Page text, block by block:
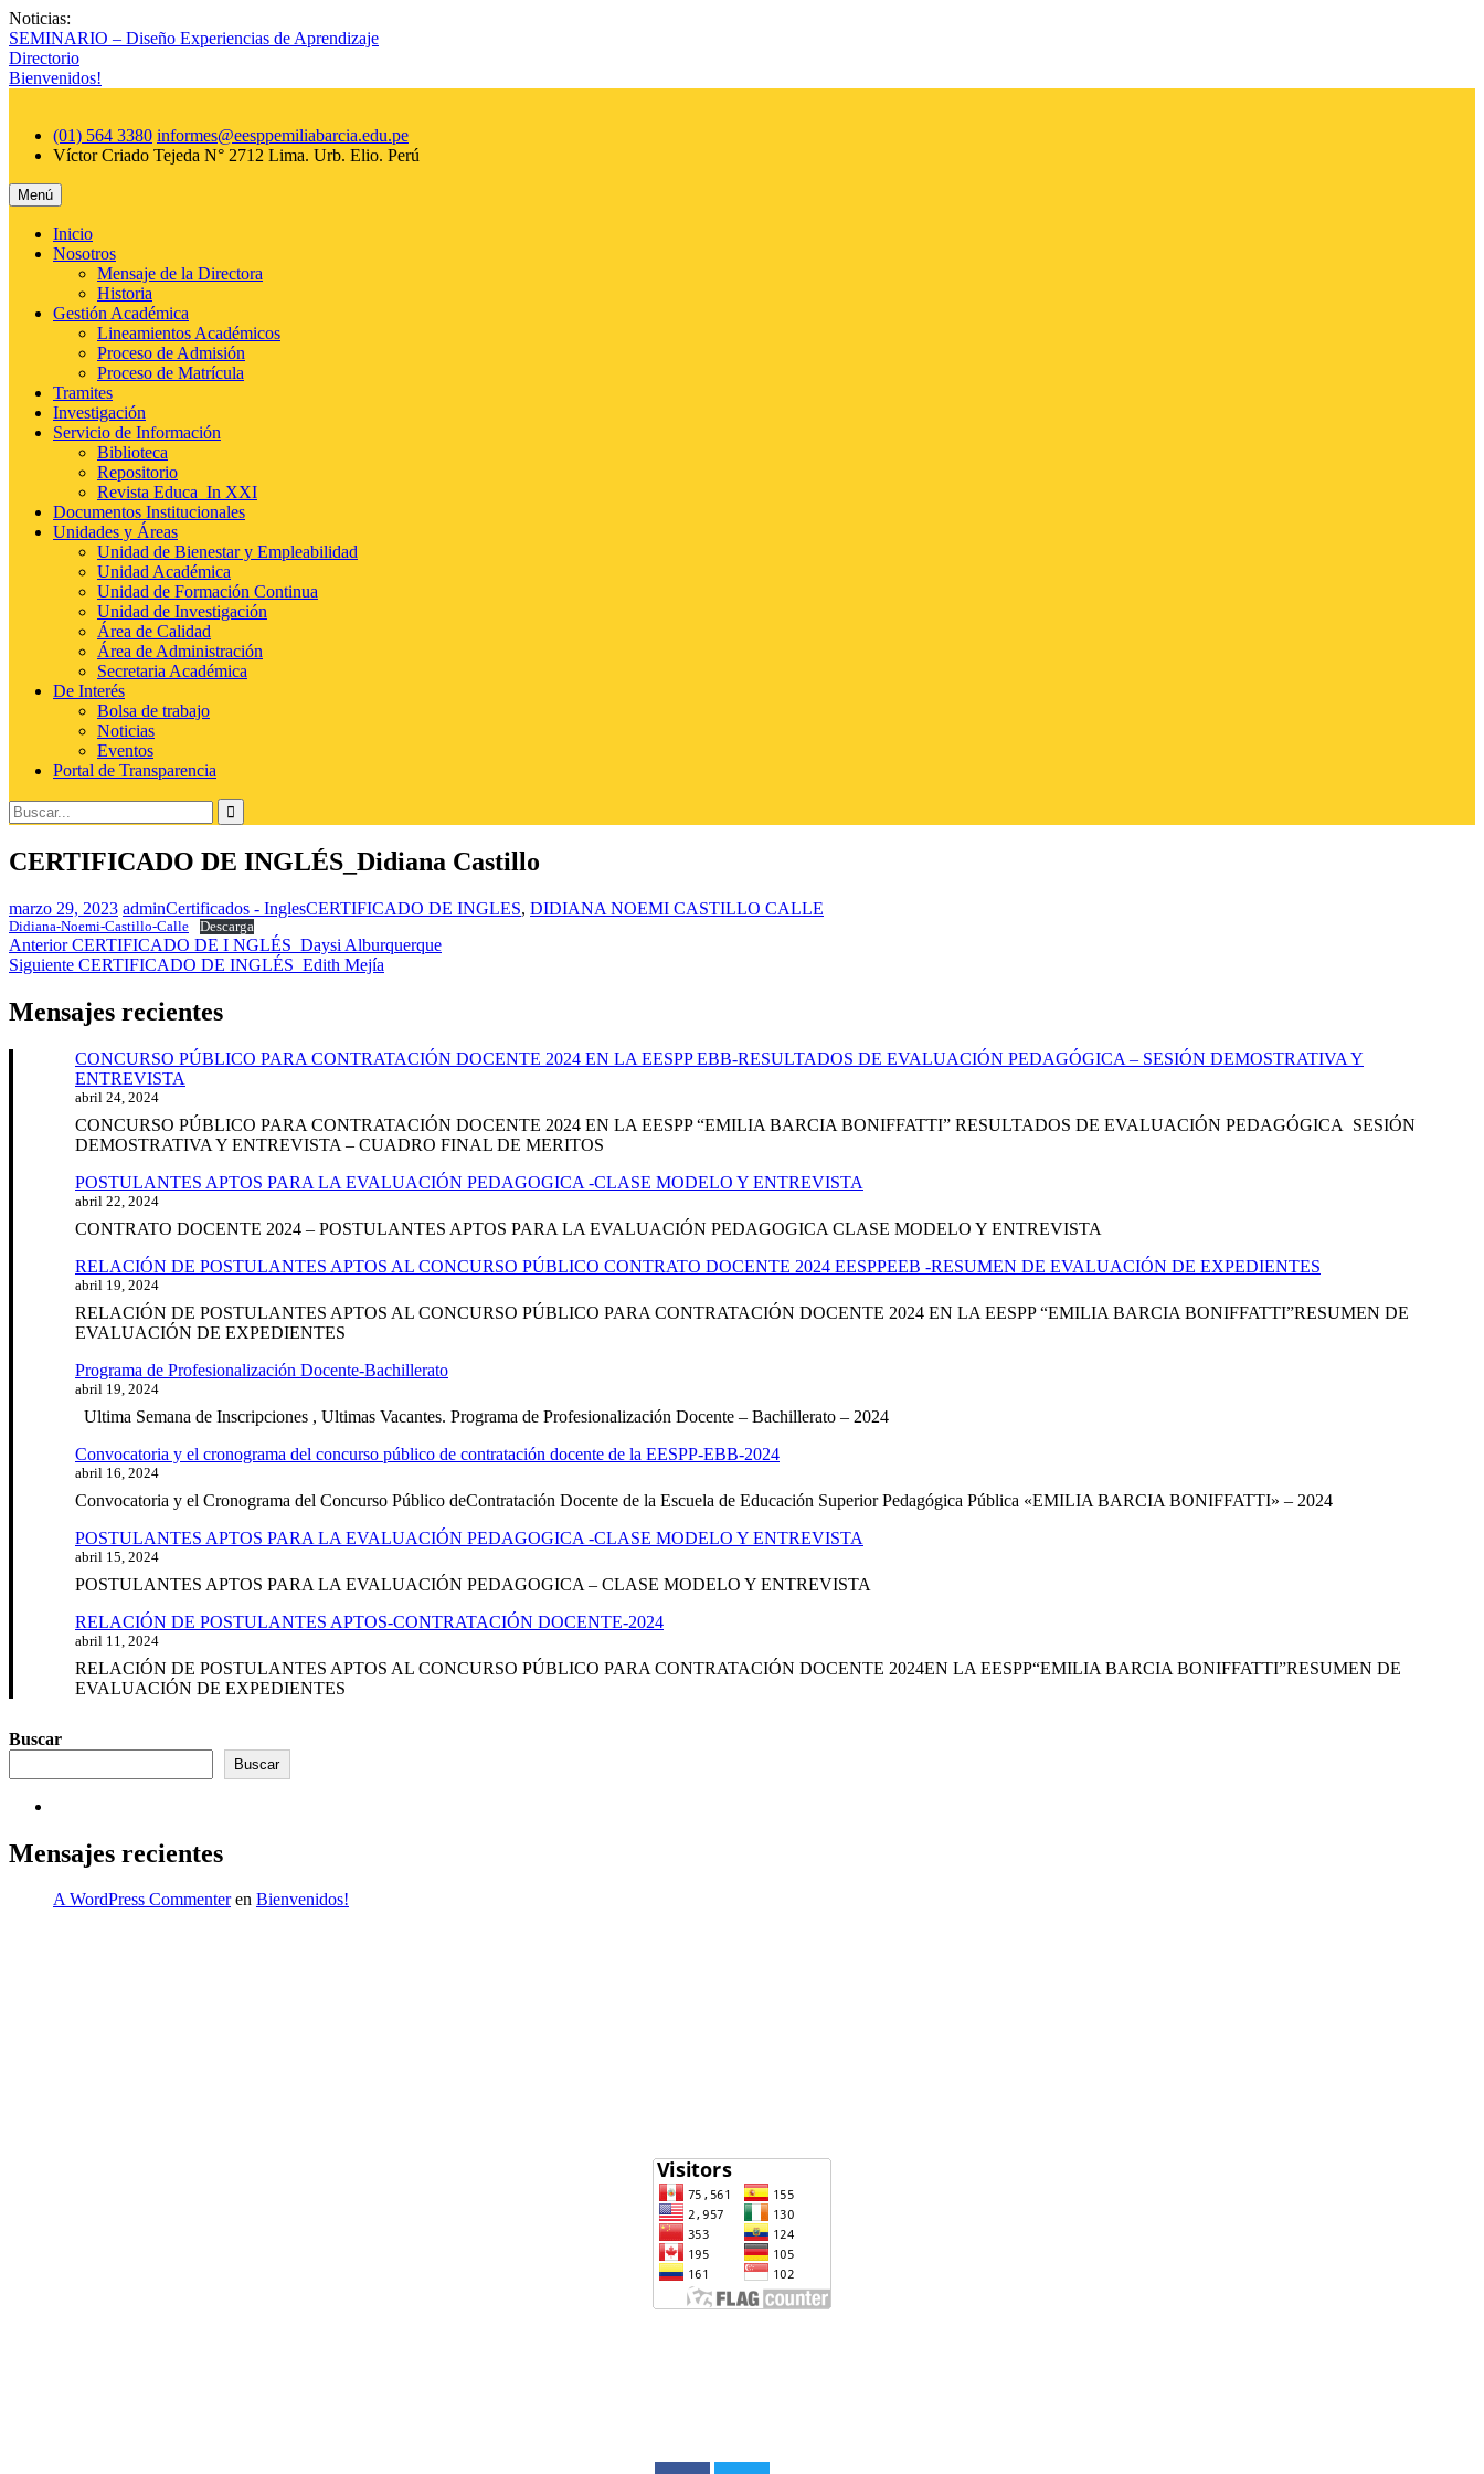
Saltar
al
contenido
Noticias:
SEMINARIO – Diseño Experiencias de Aprendizaje
Directorio
Bienvenidos!
(01) 564 3380 informes@eesppemiliabarcia.edu.pe
Víctor Criado Tejeda N° 2712 Lima. Urb. Elio. Perú
Menú
Inicio
Nosotros
Mensaje de la Directora
Historia
Gestión Académica
Lineamientos Académicos
Proceso de Admisión
Proceso de Matrícula
Tramites
Investigación
Servicio de Información
Biblioteca
Repositorio
Revista Educa_In XXI
Documentos Institucionales
Unidades y Áreas
Unidad de Bienestar y Empleabilidad
Unidad Académica
Unidad de Formación Continua
Unidad de Investigación
Área de Calidad
Área de Administración
Secretaria Académica
De Interés
Bolsa de trabajo
Noticias
Eventos
Portal de Transparencia
Buscar:
CERTIFICADO DE INGLÉS_Didiana Castillo
marzo 29, 2023 adminCertificados - InglesCERTIFICADO DE INGLES, DIDIANA NOEMI CASTILLO CALLE
Didiana-Noemi-Castillo-Calle Descarga
Navegación
de
entradas
Anterior Entrada
anterior:
CERTIFICADO DE I NGLÉS_Daysi Alburquerque
Siguiente Entrada
CERTIFICADO DE INGLÉS_Edith Mejía
Mensajes recientes
CONCURSO PÚBLICO PARA CONTRATACIÓN DOCENTE 2024 EN LA EESPP EBB-RESULTADOS DE EVALUACIÓN PEDAGÓGICA – SESIÓN DEMOSTRATIVA Y
ENTREVISTA
abril 24, 2024
CONCURSO PÚBLICO PARA CONTRATACIÓN DOCENTE 2024 EN LA EESPP “EMILIA BARCIA BONIFFATTI” RESULTADOS DE EVALUACIÓN PEDAGÓGICA SESIÓN
DEMOSTRATIVA Y ENTREVISTA – CUADRO FINAL DE MERITOS
POSTULANTES APTOS PARA LA EVALUACIÓN PEDAGOGICA -CLASE MODELO Y ENTREVISTA
abril 22, 2024
CONTRATO DOCENTE 2024 – POSTULANTES APTOS PARA LA EVALUACIÓN PEDAGOGICA CLASE MODELO Y ENTREVISTA
RELACIÓN DE POSTULANTES APTOS AL CONCURSO PÚBLICO CONTRATO DOCENTE 2024 EESPPEEB -RESUMEN DE EVALUACIÓN DE EXPEDIENTES
abril 19, 2024
RELACIÓN DE POSTULANTES APTOS AL CONCURSO PÚBLICO PARA CONTRATACIÓN DOCENTE 2024 EN LA EESPP “EMILIA BARCIA BONIFFATTI”RESUMEN DE
EVALUACIÓN DE EXPEDIENTES
Programa de Profesionalización Docente-Bachillerato
abril 19, 2024
Ultima Semana de Inscripciones , Ultimas Vacantes. Programa de Profesionalización Docente – Bachillerato – 2024
Convocatoria y el cronograma del concurso público de contratación docente de la EESPP-EBB-2024
abril 16, 2024
Convocatoria y el Cronograma del Concurso Público deContratación Docente de la Escuela de Educación Superior Pedagógica Pública «EMILIA BARCIA BONIFFATTI» – 2024
POSTULANTES APTOS PARA LA EVALUACIÓN PEDAGOGICA -CLASE MODELO Y ENTREVISTA
abril 15, 2024
POSTULANTES APTOS PARA LA EVALUACIÓN PEDAGOGICA – CLASE MODELO Y ENTREVISTA
RELACIÓN DE POSTULANTES APTOS-CONTRATACIÓN DOCENTE-2024
abril 11, 2024
RELACIÓN DE POSTULANTES APTOS AL CONCURSO PÚBLICO PARA CONTRATACIÓN DOCENTE 2024EN LA EESPP“EMILIA BARCIA BONIFFATTI”RESUMEN DE
EVALUACIÓN DE EXPEDIENTES
Buscar
Buscar
Mensajes recientes
A WordPress Commenteren Bienvenidos!